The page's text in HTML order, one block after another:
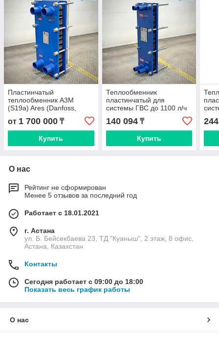
Пластинчатый
теплообменник A3M
(S19a) Ares (Danfoss,
Sondex, Funke, Alfa Laval)
от 1 700 000 ₸
Купить
Теплообменник
пластинчатый для
системы ГВС до 1100 л/ч
Ares A1L (Danfoss,
Sondex)
140 094₸
Купить
О нас
Рейтинг не сформирован
Менее 5 отзывов за последний год
Работает с 18.01.2021
г. Астана
ул. Б. Бейсекбаева 23, ТД "Куаныш", 2 этаж, 8 офис,
Астана, Казахстан
Контакты
Сегодня работает с 09:00 до 18:00
Показать весь график работы
О нас